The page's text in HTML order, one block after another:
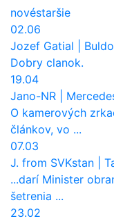
novéstaršie
02.06
Jozef Gatial
Dobry clanok.
19.04
Jano-NR
Mercedes-Benz
O kamerových
článkov, vo ...
07.03
J. from SVKstan
...darí Minister
šetrenia ...
23.02